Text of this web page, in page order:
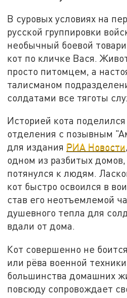
В суровых условиях на
русской группировки
необычный боевой
кот по кличке Вася.
просто питомцем, а
талисманом
солдатами все тяготы
Историей кота
отделения с позывным
для издания РИА Новости
одном из разбитых домов,
потянулся к людям.
кот быстро освоился в
став его неотъемлемой
душевного тепла для
вдали от дома.
Кот совершенно не
или рёва военной
большинства домашних
повсюду сопровождает